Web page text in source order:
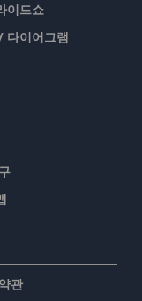
이드쇼
다이어그램
관